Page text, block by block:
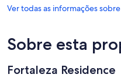
Ver todas as informações
Sobre esta
Fortaleza Residence